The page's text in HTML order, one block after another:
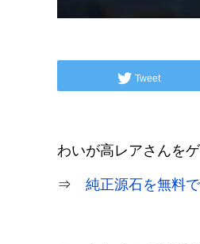
Tweet
わいが高レアさんを
⇒ 純正源石を無料